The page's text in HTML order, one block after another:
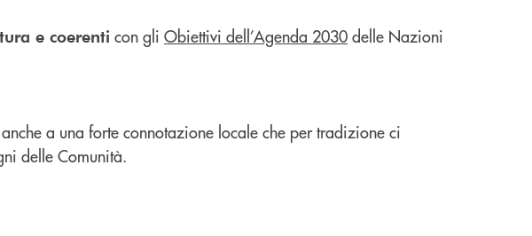
e coerenti con gli Obiettivi dell’Agenda 2030 delle Nazioni
a una forte connotazione locale che per tradizione ci
delle Comunità.